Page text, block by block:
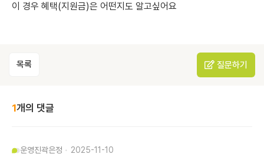
이 경우 혜택(지원금)은 어떤지도 알고싶어요
목록 질문하기
1개의 댓글
운영진곽은정 2025-11-10